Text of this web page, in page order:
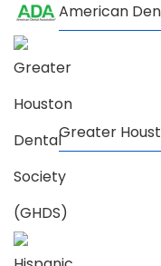
American
Greater